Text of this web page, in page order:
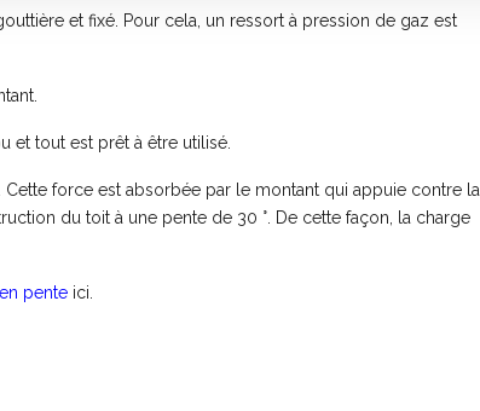
et fixé. Pour cela, un ressort à pression de gaz est
et tout est prêt à être utilisé.
force est absorbée par le montant qui appuie contre la
du toit à une pente de 30 °. De cette façon, la charge
pente ici.